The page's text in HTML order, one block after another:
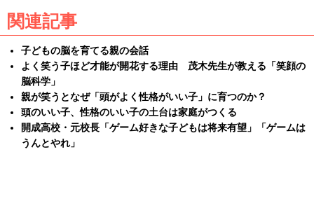
関連記事
子どもの脳を育てる親の会話
よく笑う子ほど才能が開花する理由 茂木先生が教える「笑顔の
脳科学」
親が笑うとなぜ「頭がよく性格がいい子」に育つのか？
頭のいい子、性格のいい子の土台は家庭がつくる
開成高校・元校長「ゲーム好きな子どもは将来有望」「ゲームは
うんとやれ」